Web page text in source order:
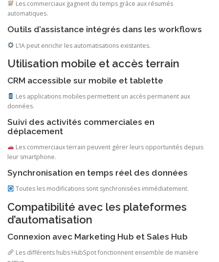
Les commerciaux gagnent du temps grâce aux résumés
automatiques.
Outils d’assistance intégrés dans les workflows
L’IA peut enrichir les automatisations existantes.
Utilisation mobile et accès terrain
CRM accessible sur mobile et tablette
Les applications mobiles permettent un accès permanent aux
données.
Suivi des activités commerciales en
déplacement
Les commerciaux terrain peuvent gérer leurs opportunités depuis
leur smartphone.
Synchronisation en temps réel des données
Toutes les modifications sont synchronisées immédiatement.
Compatibilité avec les plateformes
d’automatisation
Connexion avec Marketing Hub et Sales Hub
Les différents hubs HubSpot fonctionnent ensemble de manière